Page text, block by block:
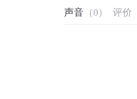
声音 （0） 评价